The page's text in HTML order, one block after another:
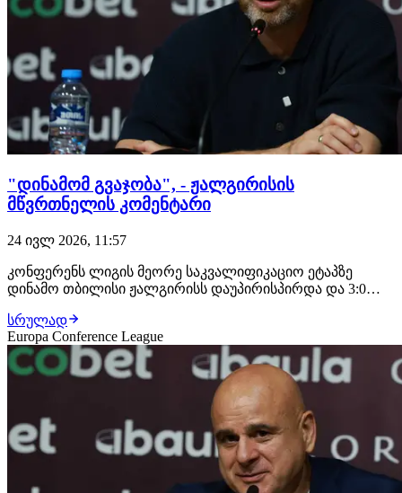
"დინამომ გვაჯობა", - ჟალგირისის
მწვრთნელის კომენტარი
24 ივლ 2026, 11:57
კონფერენს ლიგის მეორე საკვალიფიკაციო ეტაპზე
დინამო თბილისი ჟალგირისს დაუპირისპირდა და 3:0
მთავარმა მწვრთნელმა ანდრიუს სკერლამ გააკეთა.
"ვიცოდით, რომ კარგ გუნდს ვეთამაშებოდით, თუმცა
ასეთ შედეგს ნამდვილად არ ველოდით. ფაქტია, დინამო
თბი…
სრულად
Europa Conference League